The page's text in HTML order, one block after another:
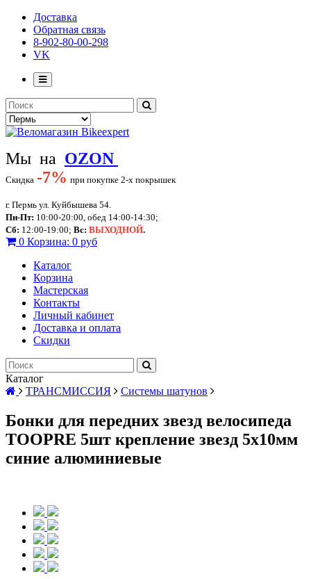
Доставка
Обратная связь
8-902-80-00-298
VK
Мы на OZON
Скидка -7% при покупке 2-х покрышек
г. Пермь ул. Куйбышева 54.
Пн-Пт: 10:00-20:00, обед 14:00-14:30;
Сб: 12:00-19:00; Вс: ВЫХОДНОЙ.
0 Корзина: 0 руб
Каталог
Корзина
Мастерская
Контакты
Личный кабинет
Доставка и оплата
Скидки
Каталог
ТРАНСМИССИЯ
Системы шатунов
Бонки для передних звезд велосипеда
TOOPRE 5шт крепление звезд 5x10мм
синие алюминиевые